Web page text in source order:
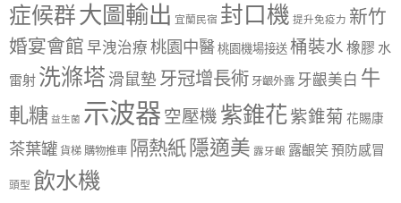
症候群大圖輸出 宜蘭民宿 封口機 提升免疫力 新竹
婚宴會館 早洩治療 桃園中醫 桃園機場接送 桶裝水 橡膠 水
雷射 洗滌塔 滑鼠墊 牙冠增長術 牙齦外露 牙齦美白 牛
軋糖 益生菌 示波器 空壓機 紫錐花紫錐菊 花賜康
茶葉罐 貨梯 購物推車 隔熱紙 隱適美 露牙齦 露齦笑預防感冒
頭型 飲水機